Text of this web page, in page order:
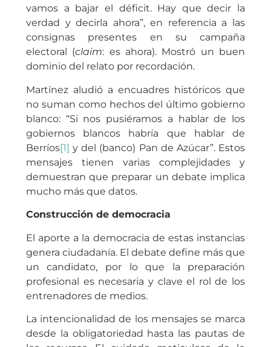
vamos a bajar el déficit. Hay que decir la
verdad y decirla ahora”, en referencia a las
consignas presentes en su campaña
electoral (claim: es ahora). Mostró un buen
dominio del relato por recordación.
Martínez aludió a encuadres históricos que
no suman como hechos del último gobierno
blanco: “Si nos pusiéramos a hablar de los
gobiernos blancos habría que hablar de
Berríos[1] y del (banco) Pan de Azúcar”. Estos
mensajes tienen varias complejidades y
demuestran que preparar un debate implica
mucho más que datos.
Construcción de democracia
El aporte a la democracia de estas instancias
genera ciudadanía. El debate define más que
un candidato, por lo que la preparación
profesional es necesaria y clave el rol de los
entrenadores de medios.
La intencionalidad de los mensajes se marca
desde la obligatoriedad hasta las pautas de